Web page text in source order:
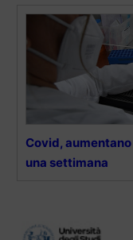
Covid,
una settimana